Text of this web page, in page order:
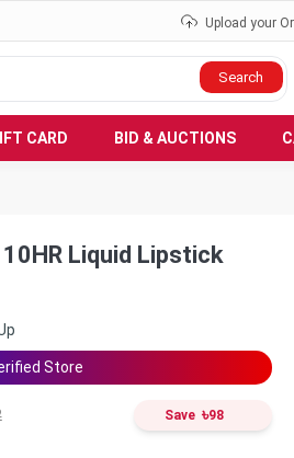
Upload your
Search
CARD BID & AUCTIONS
Liquid Lipstick
Store
Save ৳98